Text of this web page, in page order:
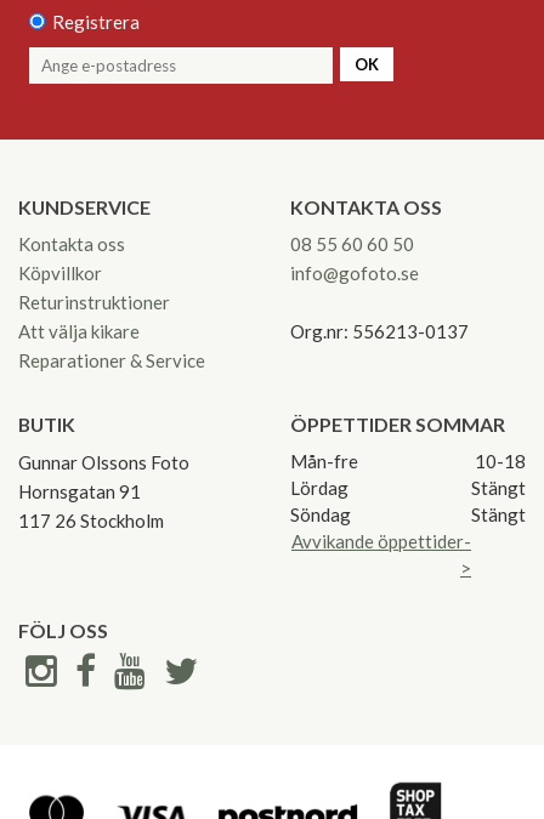
Registrera
OK
KUNDSERVICE
Kontakta oss
Köpvillkor
Returinstruktioner
Att välja kikare
Reparationer & Service
KONTAKTA OSS
08 55 60 60 50
info@gofoto.se
Org.nr: 556213-0137
BUTIK
Gunnar Olssons Foto
Hornsgatan 91
117 26 Stockholm
ÖPPETTIDER SOMMAR
Mån-fre
10-18
Lördag
Stängt
Söndag
Stängt
Avvikande öppettider-
>
FÖLJ OSS